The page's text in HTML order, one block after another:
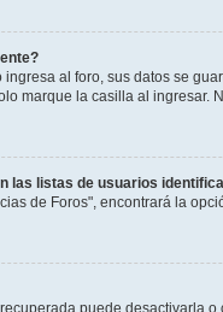
ingresa al foro, sus datos se
marque la casilla al
las listas de usuarios
de Foros", encontrará la
puede desactivarla